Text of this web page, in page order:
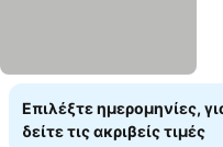
Επιλέξτε ημερομηνίες,
δείτε τις ακριβείς τιμές